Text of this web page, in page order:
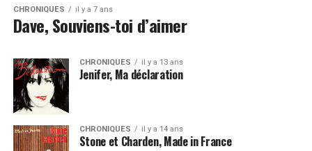
CHRONIQUES il y a 7 ans
Dave, Souviens-toi d’aimer
CHRONIQUES il y a 13 ans
Jenifer, Ma déclaration
CHRONIQUES il y a 14 ans
Stone et Charden, Made in France